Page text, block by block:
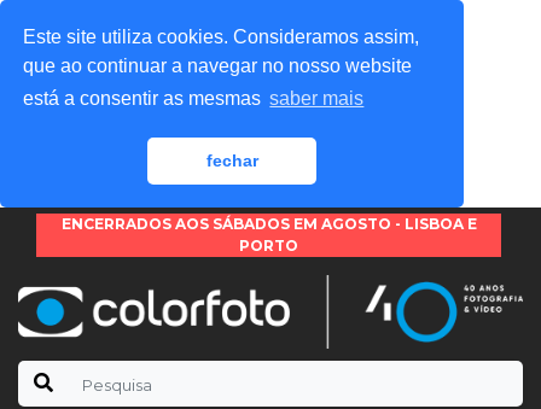
Este site utiliza cookies. Consideramos assim,
que ao continuar a navegar no nosso website
está a consentir as mesmas saber mais
fechar
ENCERRADOS AOS SÁBADOS EM AGOSTO - LISBOA E
PORTO